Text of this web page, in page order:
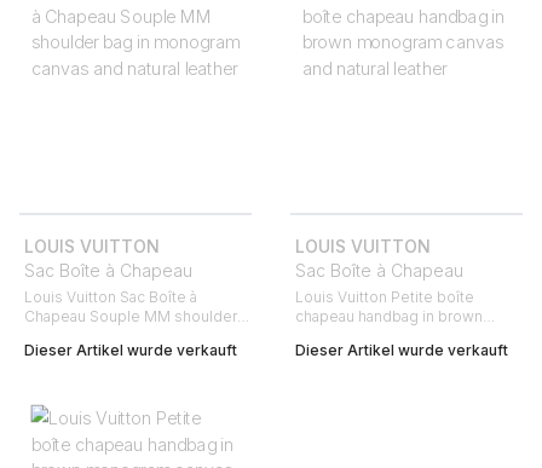
LOUIS VUITTON
Sac Boîte à Chapeau
Louis Vuitton Sac Boîte à
Chapeau Souple MM shoulder
natural leather
Dieser Artikel wurde verkauft
LOUIS VUITTON
Sac Boîte à Chapeau
Louis Vuitton Petite boîte
chapeau handbag in brown
leather
Dieser Artikel wurde verkauft